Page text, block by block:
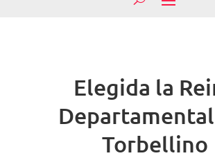
Elegida la
Torbellino